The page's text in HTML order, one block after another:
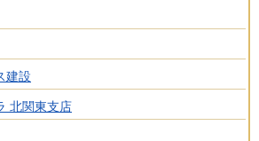
建設
北関東支店